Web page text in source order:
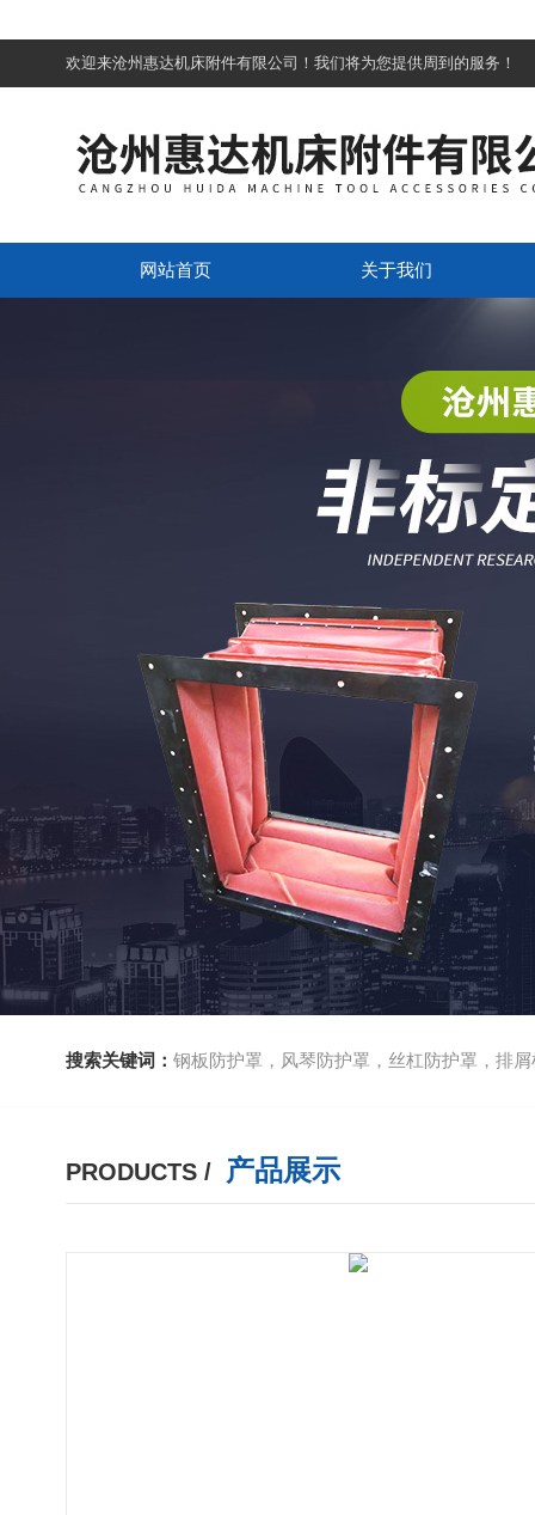
欢迎来沧州惠达机床附件有限公司！我们将为您提供周到的服务！
网站首页 关于我们
搜索关键词： 钢板防护罩，风琴防护罩，丝杠防护罩，排屑机
PRODUCTS / 产品展示